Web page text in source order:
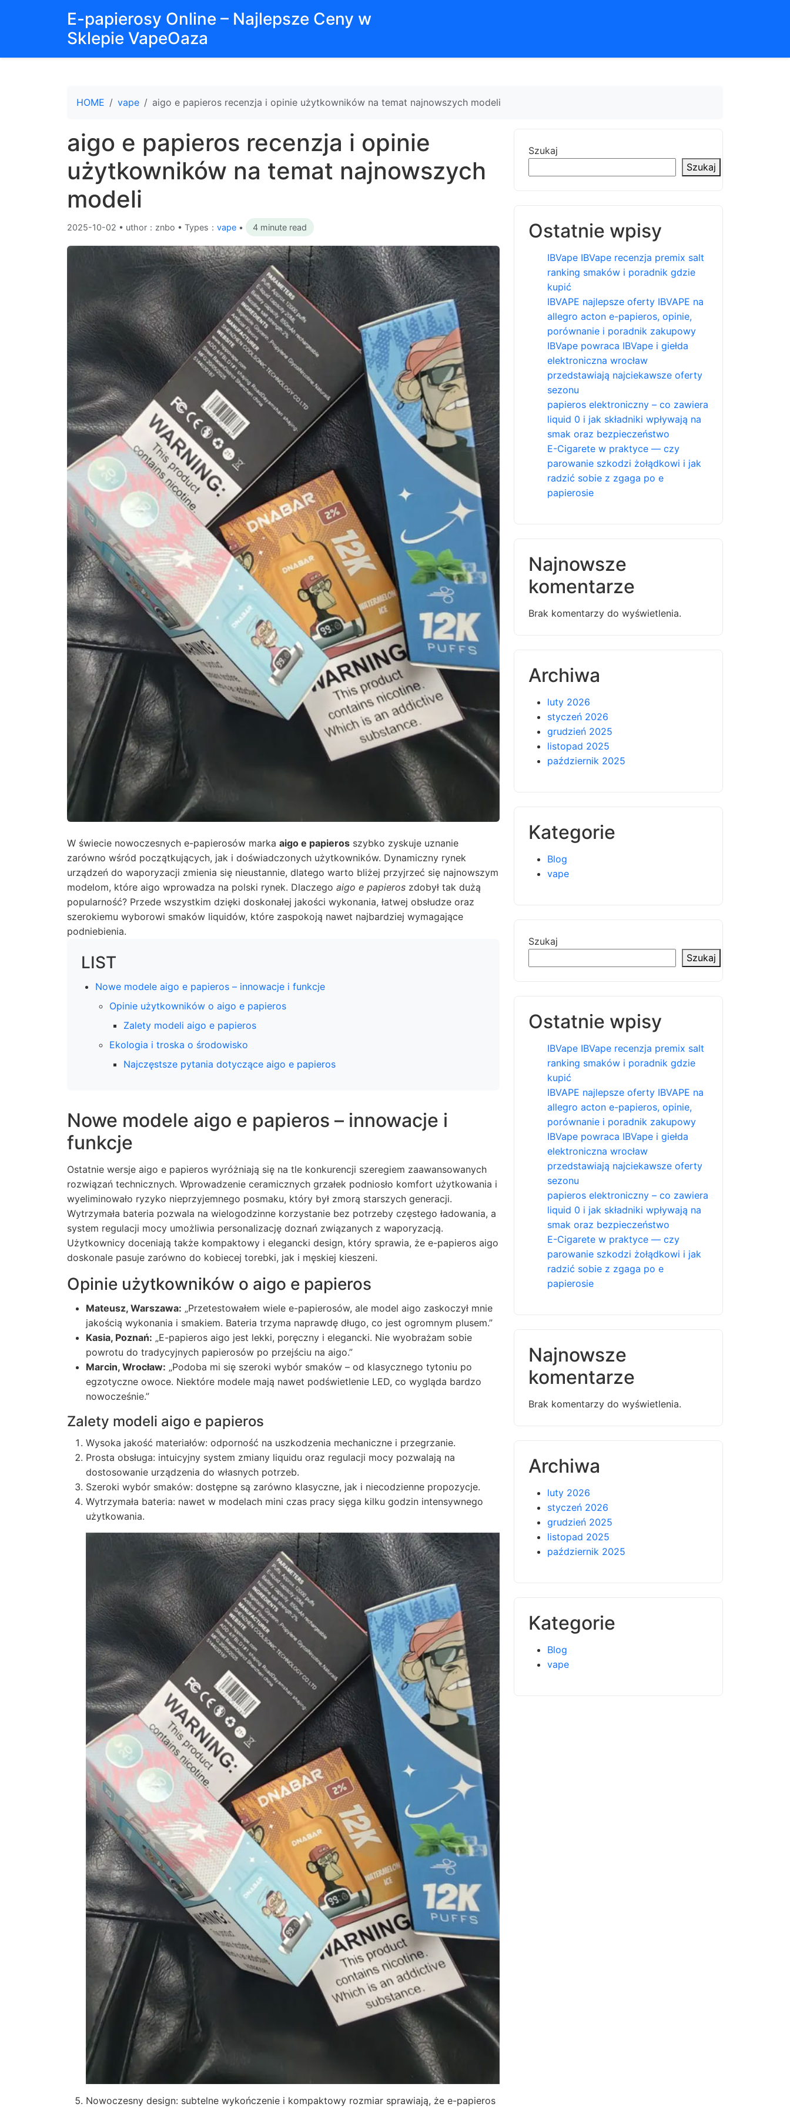
E-papierosy Online – Najlepsze Ceny w
Sklepie VapeOaza
HOME vape aigo e papieros recenzja i opinie użytkowników na temat najnowszych modeli
aigo e papieros recenzja i opinie
użytkowników na temat najnowszych
modeli
2025-10-02 • uthor：znbo • Types： vape • 4 minute read
W świecie nowoczesnych e-papierosów marka aigo e papieros szybko zyskuje uznanie
zarówno wśród początkujących, jak i doświadczonych użytkowników. Dynamiczny rynek
urządzeń do waporyzacji zmienia się nieustannie, dlatego warto bliżej przyjrzeć się najnowszym
modelom, które aigo wprowadza na polski rynek. Dlaczego aigo e papieros zdobył tak dużą
popularność? Przede wszystkim dzięki doskonałej jakości wykonania, łatwej obsłudze oraz
szerokiemu wyborowi smaków liquidów, które zaspokoją nawet najbardziej wymagające
podniebienia.
LIST
Nowe modele aigo e papieros – innowacje i funkcje
Opinie użytkowników o aigo e papieros
Zalety modeli aigo e papieros
Ekologia i troska o środowisko
Najczęstsze pytania dotyczące aigo e papieros
Nowe modele aigo e papieros – innowacje i
funkcje
Ostatnie wersje aigo e papieros wyróżniają się na tle konkurencji szeregiem zaawansowanych
rozwiązań technicznych. Wprowadzenie ceramicznych grzałek podniosło komfort użytkowania i
wyeliminowało ryzyko nieprzyjemnego posmaku, który był zmorą starszych generacji.
Wytrzymała bateria pozwala na wielogodzinne korzystanie bez potrzeby częstego ładowania, a
system regulacji mocy umożliwia personalizację doznań związanych z waporyzacją.
Użytkownicy doceniają także kompaktowy i elegancki design, który sprawia, że e-papieros aigo
doskonale pasuje zarówno do kobiecej torebki, jak i męskiej kieszeni.
Opinie użytkowników o aigo e papieros
Mateusz, Warszawa: „Przetestowałem wiele e-papierosów, ale model aigo zaskoczył mnie
jakością wykonania i smakiem. Bateria trzyma naprawdę długo, co jest ogromnym plusem.”
Kasia, Poznań: „E-papieros aigo jest lekki, poręczny i elegancki. Nie wyobrażam sobie
powrotu do tradycyjnych papierosów po przejściu na aigo.”
Marcin, Wrocław: „Podoba mi się szeroki wybór smaków – od klasycznego tytoniu po
egzotyczne owoce. Niektóre modele mają nawet podświetlenie LED, co wygląda bardzo
nowocześnie.”
Zalety modeli aigo e papieros
Wysoka jakość materiałów: odporność na uszkodzenia mechaniczne i przegrzanie.
Prosta obsługa: intuicyjny system zmiany liquidu oraz regulacji mocy pozwalają na
dostosowanie urządzenia do własnych potrzeb.
Szeroki wybór smaków: dostępne są zarówno klasyczne, jak i niecodzienne propozycje.
Wytrzymała bateria: nawet w modelach mini czas pracy sięga kilku godzin intensywnego
użytkowania.
Nowoczesny design: subtelne wykończenie i kompaktowy rozmiar sprawiają, że e-papieros
Szukaj
Szukaj
Ostatnie wpisy
IBVape IBVape recenzja premix salt
ranking smaków i poradnik gdzie
kupić
IBVAPE najlepsze oferty IBVAPE na
allegro acton e-papieros, opinie,
porównanie i poradnik zakupowy
IBVape powraca IBVape i giełda
elektroniczna wrocław
przedstawiają najciekawsze oferty
sezonu
papieros elektroniczny – co zawiera
liquid 0 i jak składniki wpływają na
smak oraz bezpieczeństwo
E-Cigarete w praktyce — czy
parowanie szkodzi żołądkowi i jak
radzić sobie z zgaga po e
papierosie
Najnowsze
komentarze
Brak komentarzy do wyświetlenia.
Archiwa
luty 2026
styczeń 2026
grudzień 2025
listopad 2025
październik 2025
Kategorie
Blog
vape
Szukaj
Szukaj
Ostatnie wpisy
IBVape IBVape recenzja premix salt
ranking smaków i poradnik gdzie
kupić
IBVAPE najlepsze oferty IBVAPE na
allegro acton e-papieros, opinie,
porównanie i poradnik zakupowy
IBVape powraca IBVape i giełda
elektroniczna wrocław
przedstawiają najciekawsze oferty
sezonu
papieros elektroniczny – co zawiera
liquid 0 i jak składniki wpływają na
smak oraz bezpieczeństwo
E-Cigarete w praktyce — czy
parowanie szkodzi żołądkowi i jak
radzić sobie z zgaga po e
papierosie
Najnowsze
komentarze
Brak komentarzy do wyświetlenia.
Archiwa
luty 2026
styczeń 2026
grudzień 2025
listopad 2025
październik 2025
Kategorie
Blog
vape